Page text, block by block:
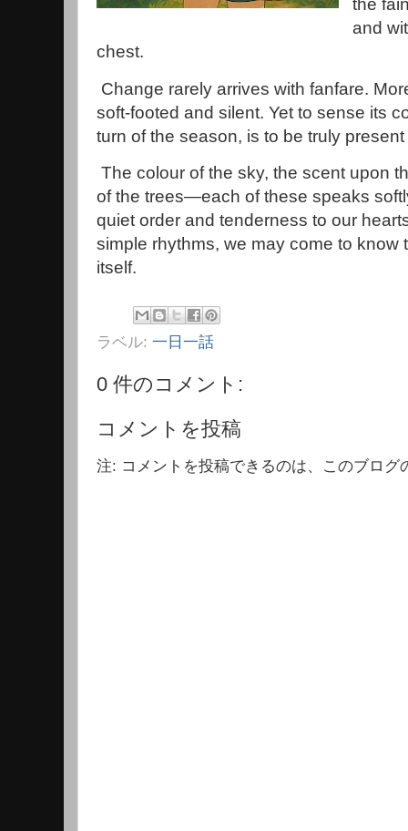
the
and
chest.
Change rarely arrives with fanfare.
soft-footed and silent. Yet to sense its
turn of the season, is to be truly
The colour of the sky, the scent upon
of the trees—each of these speaks
quiet order and tenderness to our
simple rhythms, we may come to know
itself.
ラベル: 一日一話
0 件のコメント:
コメントを投稿
注: コメントを投稿できるのは、このブログ